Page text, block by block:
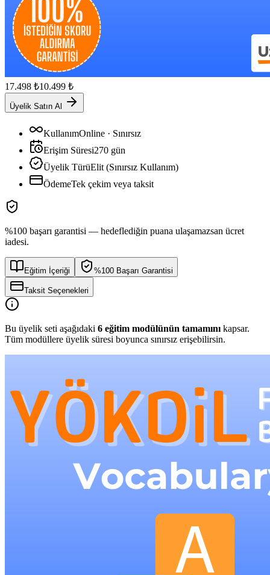
17.498 ₺10.499 ₺
Üyelik Satın Al
KullanımOnline · Sınırsız
Erişim Süresi270 gün
Üyelik TürüElit (Sınırsız Kullanım)
ÖdemeTek çekim veya taksit
%100 başarı garantisi — hedeflediğin puana ulaşamazsan ücret
iadesi.
Eğitim İçeriği %100 Başarı Garantisi
Taksit Seçenekleri
Bu üyelik seti aşağıdaki 6 eğitim modülünün tamamını kapsar.
Tüm modüllere üyelik süresi boyunca sınırsız erişebilirsin.